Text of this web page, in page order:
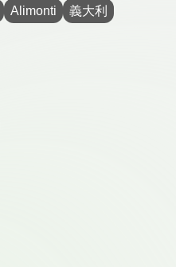
Alimonti
義大利